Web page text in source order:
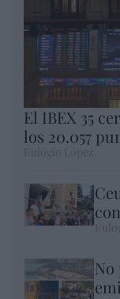
El IBEX 35
los 20.057